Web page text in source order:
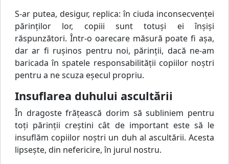
S-ar putea, desigur, replica: în ciuda inconsecvenţei
părinţilor lor, copiii sunt totuşi ei înşişi
răspunzători. Într-o oarecare măsură poate fi aşa,
dar ar fi ruşinos pentru noi, părinţii, dacă ne-am
baricada în spatele responsabilităţii copiilor noştri
pentru a ne scuza eşecul propriu.
Insuflarea duhului ascultării
În dragoste frăţească dorim să subliniem pentru
toţi părinţii creştini cât de important este să le
insuflăm copiilor noştri un duh al ascultării. Acesta
lipseşte, din nefericire, în jurul nostru.